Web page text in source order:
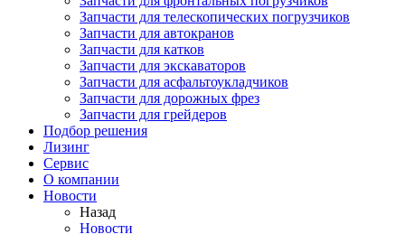
Запчасти для телескопических погрузчиков
Запчасти для автокранов
Запчасти для катков
Запчасти для экскаваторов
Запчасти для асфальтоукладчиков
Запчасти для дорожных фрез
Запчасти для грейдеров
Подбор решения
Лизинг
Сервис
О компании
Новости
Назад
Новости